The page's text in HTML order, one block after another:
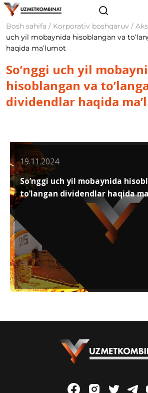
Bosh sahifa / Korporativ boshqaruv /
uch yil mobaynida hisoblangan va
haqida maʼlumot
So’nggi uch yil
hisoblangan va
dividendlar haqida
19.11.2024
So’nggi uch yil mobaynida
to’langan dividendlar haqida